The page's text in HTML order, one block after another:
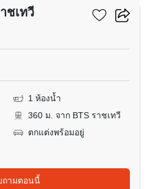
ชเทวี
1 ห้องน้ำ
360 ม. จาก BTS ราชเทวี
ตกแต่งพร้อมอยู่
ถามตอนนี้